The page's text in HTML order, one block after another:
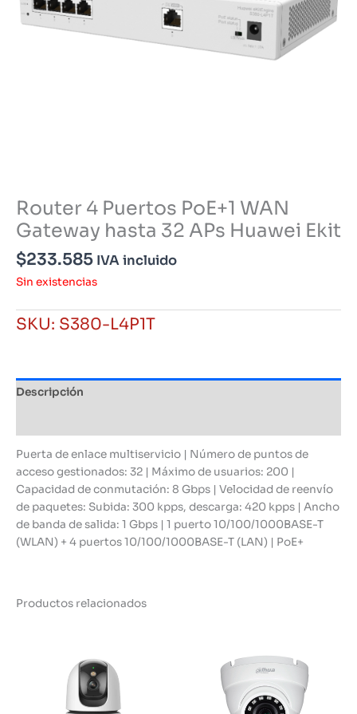
Router 4 Puertos PoE+1 WAN
Gateway hasta 32 APs Huawei Ekit
$233.585 IVA incluido
Sin existencias
SKU: S380-L4P1T
Descripción
Puerta de enlace multiservicio | Número de puntos de
acceso gestionados: 32 | Máximo de usuarios: 200 |
Capacidad de conmutación: 8 Gbps | Velocidad de reenvío
de paquetes: Subida: 300 kpps, descarga: 420 kpps | Ancho
de banda de salida: 1 Gbps | 1 puerto 10/100/1000BASE-T
(WLAN) + 4 puertos 10/100/1000BASE-T (LAN) | PoE+
Productos relacionados